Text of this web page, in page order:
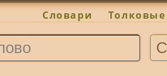
Словари Толковые